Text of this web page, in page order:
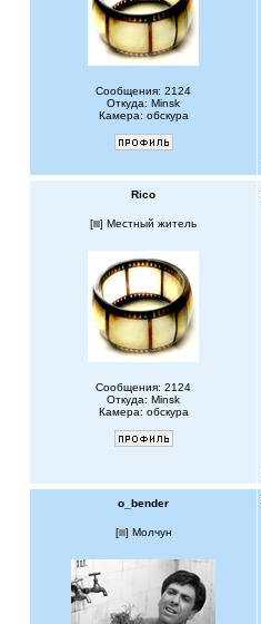
Сообщения: 2124
Откуда: Minsk
Камера: обскура
Rico
[ ] Местный житель
Сообщения: 2124
Откуда: Minsk
Камера: обскура
o_bender
[ ] Молчун